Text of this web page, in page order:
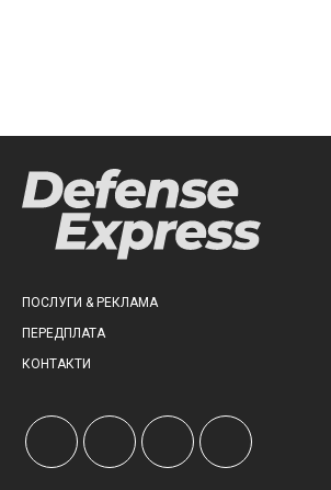
ПОСЛУГИ & РЕКЛАМА
ПЕРЕДПЛАТА
КОНТАКТИ